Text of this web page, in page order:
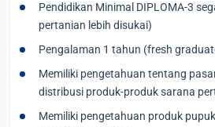
Pendidikan Minimal DIPLOMA-3
pertanian lebih disukai)
Pengalaman 1 tahun (fresh
Memiliki pengetahuan tentang
distribusi produk-produk sarana
Memiliki pengetahuan produk